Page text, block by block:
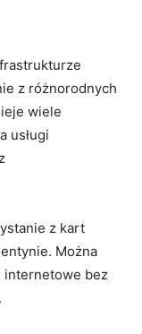
z różnorodnych
wiele
usługi
z kart
Można
internetowe bez